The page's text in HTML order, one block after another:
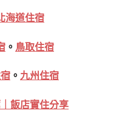
海道住宿
。 鳥取住宿
。 九州住宿
飯店實住分享